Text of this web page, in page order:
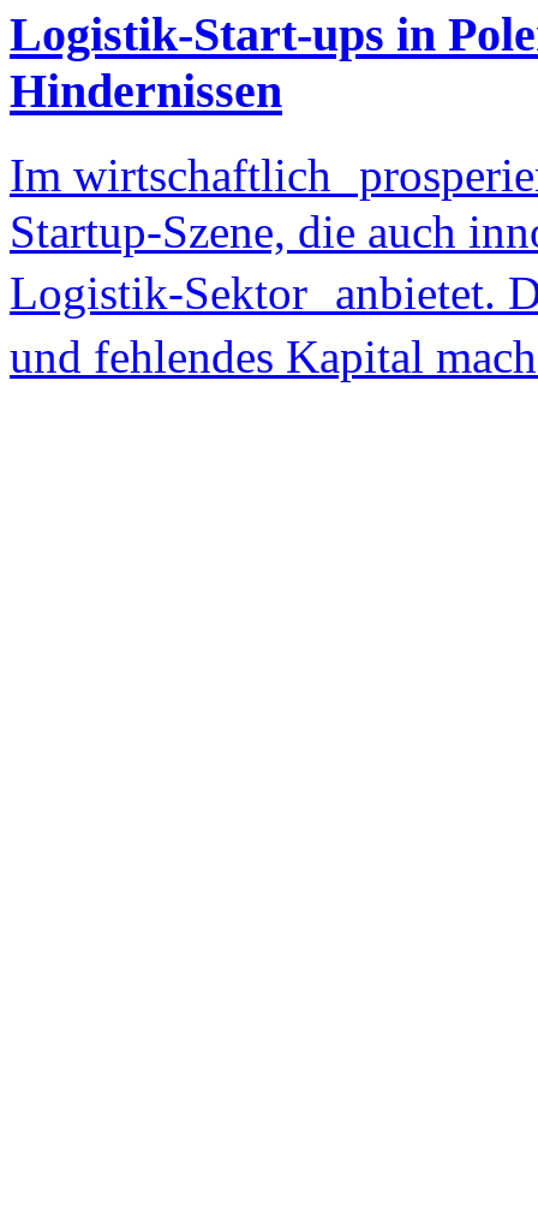
Logistik-Start-ups in
Hindernissen
Im wirtschaftlich
Startup-Szene, die auch
Logistik-Sektor anbietet.
und fehlendes Kapital